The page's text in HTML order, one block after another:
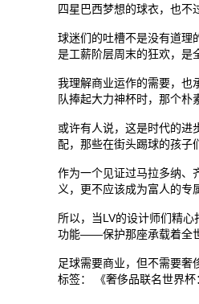
四星巴西梦想的球衣，也不
球迷们的吐槽不是没有道理
是工薪阶层周末的狂欢，是
我理解商业运作的需要，也
队捧起大力神杯时，那个朴
或许有人说，这是时代的进
配，那些在街头踢球的孩子
作为一个见证过马拉多纳、
义，更不应该成为富人的专
所以，当LV的设计师们精
功能——保护那座承载着全
足球需要商业，但不需要奢
标签： 《奢侈品联名世界